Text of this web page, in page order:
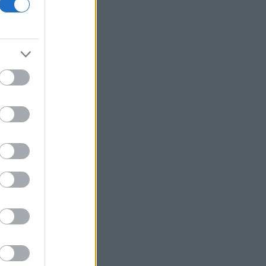
Wall Street: Κέρδη παρά τα στοιχεία
για την απασχόληση - Άνοδος 16% για
μετά την αναβάθμιση του guidance
Υπ. Παιδείας: Στεγαστικό επίδομα
ύψους 2,3 εκατ. ευρώ σε 1.120
Θεσσαλίας
ΥΠΑΑΤ: Επιπλέον 12,5 εκατ. ευρώ στις
Περιφέρειες για την ενίσχυση της
βιοασφάλειας
χαρακτηριστικά σε περιοχές του
ιστορικού - εμπορικού κέντρου
ΗΠΑ: Χάθηκαν 23.000 θέσεις εργασίας
τον Ιούλιο - Σημάδια επιδείνωσης στην